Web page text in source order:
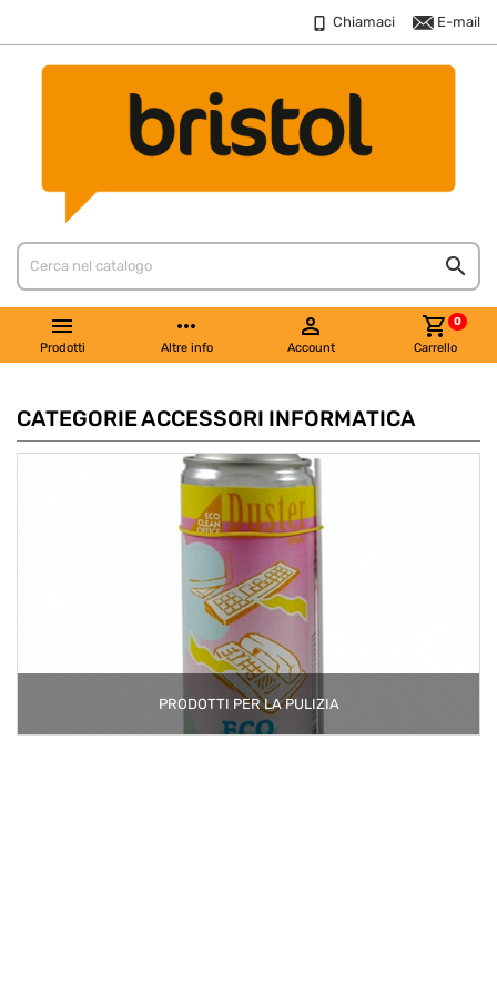
Chiamaci E-mail


Prodotti
more_horiz
Altre info

Account
shopping_cart 0
Carrello
components/Products.class.php
CATEGORIE ACCESSORI INFORMATICA
PRODOTTI PER LA PULIZIA